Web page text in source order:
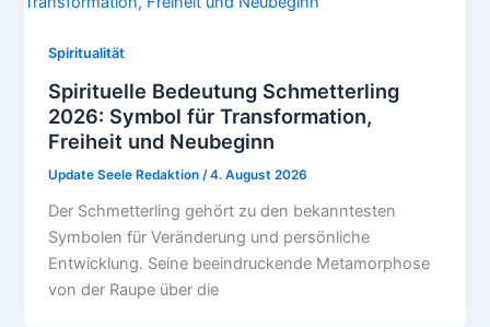
Spiritualität
Spirituelle Bedeutung Schmetterling
2026: Symbol für Transformation,
Freiheit und Neubeginn
Update Seele Redaktion/4. August 2026
Der Schmetterling gehört zu den bekanntesten
Symbolen für Veränderung und persönliche
Entwicklung. Seine beeindruckende Metamorphose
von der Raupe über die